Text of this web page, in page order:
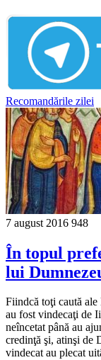
Recomandările zilei
7 august 2016 948
În topul
lui
Fiindcă toţi caută
au fost vindecaţi de
neîncetat până au
credinţă şi, atinşi de
vindecat au plecat